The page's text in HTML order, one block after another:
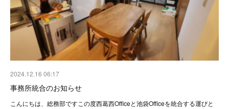
2024.12.16 06:17
事務所統合のお知らせ
こんにちは、総務部ですこの度西葛西Officeと池袋Officeを統合する運びと